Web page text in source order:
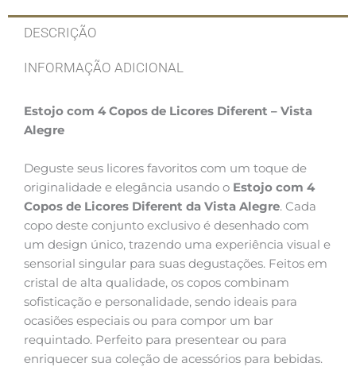
DESCRIÇÃO
INFORMAÇÃO ADICIONAL
Estojo com 4 Copos de Licores Diferent – Vista
Alegre
Deguste seus licores favoritos com um toque de
originalidade e elegância usando o Estojo com 4
Copos de Licores Diferent da Vista Alegre. Cada
copo deste conjunto exclusivo é desenhado com
um design único, trazendo uma experiência visual e
sensorial singular para suas degustações. Feitos em
cristal de alta qualidade, os copos combinam
sofisticação e personalidade, sendo ideais para
ocasiões especiais ou para compor um bar
requintado. Perfeito para presentear ou para
enriquecer sua coleção de acessórios para bebidas.